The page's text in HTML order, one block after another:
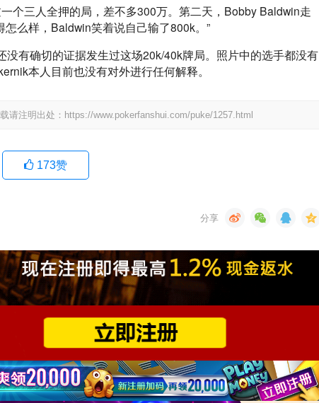
个三人全押的局，差不多300万。第二天，Bobby Baldwin走
么样，Baldwin笑着说自己输了800k。”
有确切的证据发生过这场20k/40k牌局。照片中的选手都没有
本人目前也没有对外进行任何解释。
请注明出处：https://www.pokerfanshui.com/puke/1257.html
173赞